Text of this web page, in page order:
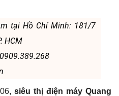
tại Hồ Chí Minh: 181/7
HCM
siêu thị điện máy Quang